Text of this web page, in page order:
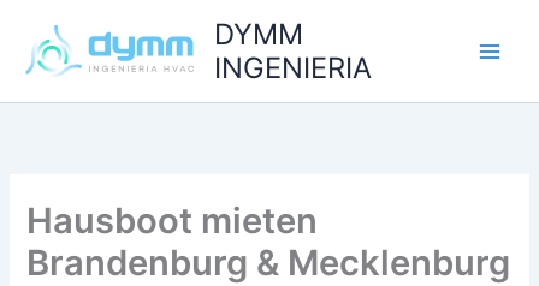
contenido
DYMM
INGENIERIA
Hausboot mieten
Brandenburg & Mecklenburg